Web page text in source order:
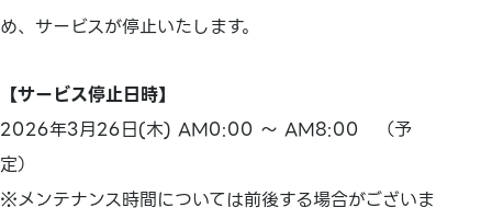
め、サービスが停止いたします。
【サービス停止日時】
2026年3月26日(木) AM0:00 ～ AM8:00 （予
定）
※メンテナンス時間については前後する場合がございま